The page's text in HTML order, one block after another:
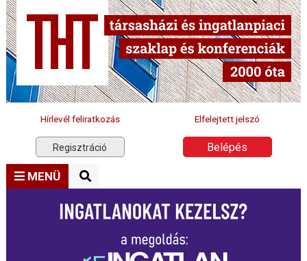
Hírlevél feliratkozás Elfelejtett jelszó
Regisztráció Belépés
MENÜ